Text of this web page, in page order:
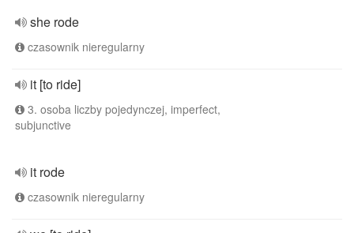
she rode
czasownik nieregularny
it [to ride]
3. osoba liczby pojedynczej, imperfect,
subjunctive
it rode
czasownik nieregularny